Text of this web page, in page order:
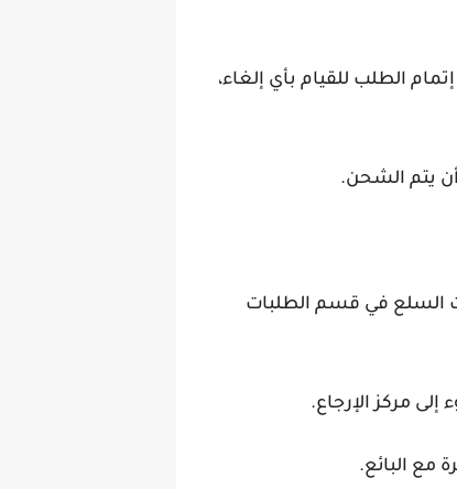
إلغاء طلبها تباع من قبل بائع في السوق، يكون لديك 30 دقيقة بعد إتمام الطلب للقيام بأي إلغاء،
السلع في قسم الطلبات